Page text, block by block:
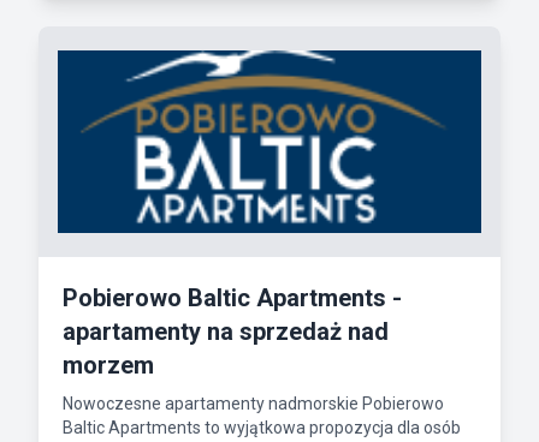
Pobierowo Baltic Apartments -
apartamenty na sprzedaż nad
morzem
Nowoczesne apartamenty nadmorskie Pobierowo
Baltic Apartments to wyjątkowa propozycja dla osób